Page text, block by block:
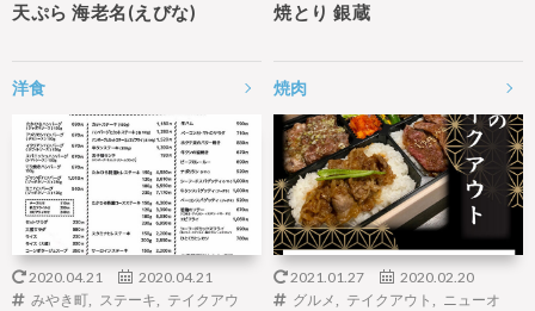
天ぷら 海老名(えびな) 焼とり 銀蔵
洋食
2020.04.21 2020.04.21
みやき町 ステーキ
テイクアウ
焼肉
2021.01.27 2020.02.20
グルメ テイクアウト
ニューオ